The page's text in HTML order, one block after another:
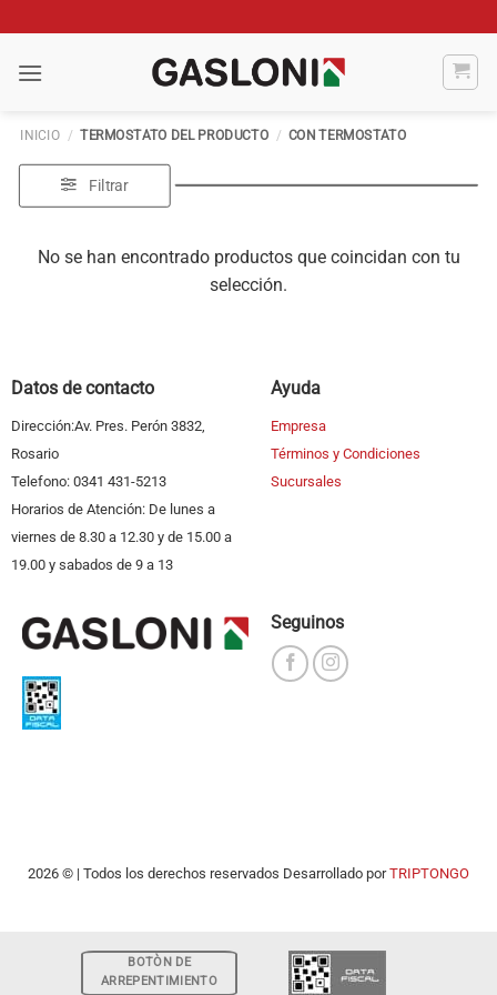
al
contenido
INICIO / TERMOSTATO DEL PRODUCTO / CON TERMOSTATO
Filtrar
No se han encontrado productos que coincidan con tu
selección.
Datos de contacto
Dirección:Av. Pres. Perón 3832,
Rosario
Telefono: 0341 431-5213
Horarios de Atención: De lunes a
viernes de 8.30 a 12.30 y de 15.00 a
19.00 y sabados de 9 a 13
Ayuda
Empresa
Términos y Condiciones
Sucursales
Seguinos
2026 © | Todos los derechos reservados Desarrollado porTRIPTONGO
BOTÒN DE
ARREPENTIMIENTO